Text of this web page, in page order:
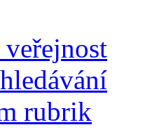
rubrik